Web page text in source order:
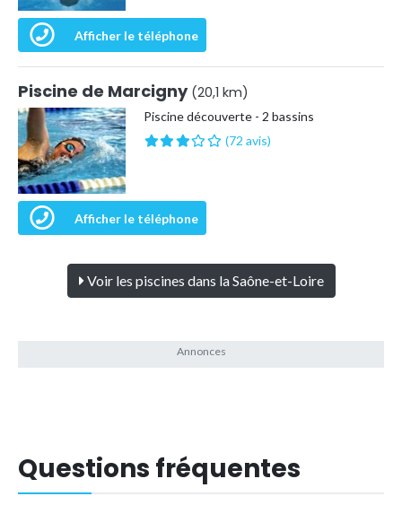
Afficher le téléphone
Piscine de Marcigny (20,1 km)
Piscine découverte - 2 bassins
(72 avis)
Afficher le téléphone
Voir les piscines dans la Saône-et-Loire
Questions fréquentes